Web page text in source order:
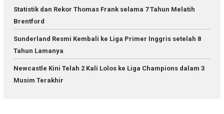
Statistik dan Rekor Thomas Frank selama 7 Tahun Melatih
Brentford
Sunderland Resmi Kembali ke Liga Primer Inggris setelah 8
Tahun Lamanya
Newcastle Kini Telah 2 Kali Lolos ke Liga Champions dalam 3
Musim Terakhir